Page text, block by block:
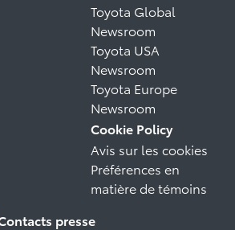
Toyota Global
Newsroom
Toyota USA
Newsroom
Toyota Europe
Newsroom
Cookie Policy
Avis sur les cookies
Préférences en
matière de témoins
presse